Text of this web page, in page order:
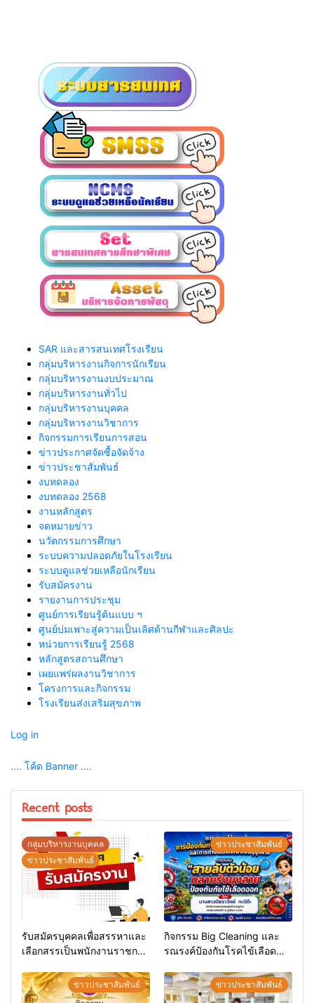
SAR และสารสนเทศโรงเรียน
กลุ่มบริหารงานกิจการนักเรียน
กลุ่มบริหารงานงบประมาณ
กลุ่มบริหารงานทั่วไป
กลุ่มบริหารงานบุคคล
กลุ่มบริหารงานวิชาการ
กิจกรรมการเรียนการสอน
ข่าวประกาศจัดซื้อจัดจ้าง
ข่าวประชาสัมพันธ์
งบทดลอง
งบทดลอง 2568
งานหลักสูตร
จดหมายข่าว
นวัตกรรมการศึกษา
ระบบความปลอดภัยในโรงเรียน
ระบบดูแลช่วยเหลือนักเรียน
รับสมัครงาน
รายงานการประชุม
ศูนย์การเรียนรู้ต้นแบบ ฯ
ศูนย์บ่มเพาะสู่ความเป็นเลิศด้านกีฬาและศิลปะ
หน่วยการเรียนรู้ 2568
หลักสูตรสถานศึกษา
เผยแพร่ผลงานวิชาการ
โครงการและกิจกรรม
โรงเรียนส่งเสริมสุขภาพ
Log in
.... โค้ด Banner ....
Recent posts
กลุ่มบริหารงานบุคคล
ข่าวประชาสัมพันธ์
รับสมัครบุคคลเพื่อสรรหาและ
เลือกสรรเป็นพนักงานราชการ
ข่าวประชาสัมพันธ์
กิจกรรม Big Cleaning และ
รณรงค์ป้องกันโรคไข้เลือด
ข่าวประชาสัมพันธ์ ข่าวประชาสัมพันธ์